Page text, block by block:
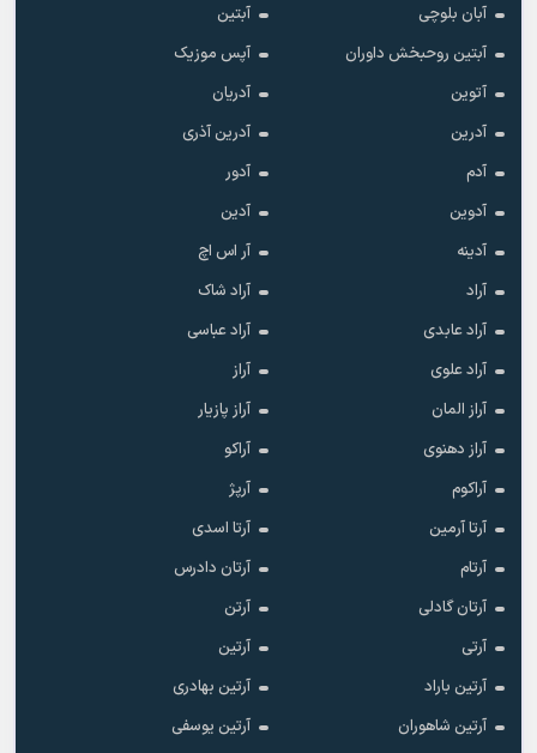
آبان بلوچی
آبتین
آبتین روحبخش داوران
آپس موزیک
آتوین
آدریان
آدرین
آدرین آذری
آدم
آدور
آدوین
آدین
آدینه
آر اس اچ
آراد
آراد شاک
آراد عابدی
آراد عباسی
آراد علوی
آراز
آراز المان
آراز پازیار
آراز دهنوی
آراکو
آراکوم
آرپژ
آرتا آرمین
آرتا اسدی
آرتام
آرتان دادرس
آرتان گادلی
آرتن
آرتی
آرتین
آرتین باراد
آرتین بهادری
آرتین شاهوران
آرتین یوسفی